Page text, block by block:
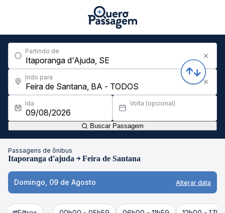
Partindo de
Indo para
Ida Volta (opcional)
Buscar Passagem
Passagens de ônibus
Itaporanga d'ajuda Feira de Santana
Domingo, 09 de Agosto Alterar data